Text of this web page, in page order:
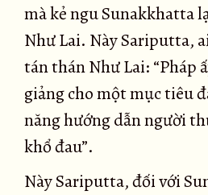
mà kẻ ngu Sunakkhatta
Như Lai. Này Sariputta,
tán thán Như Lai: “Pháp
giảng cho một mục tiêu
năng hướng dẫn người
khổ đau”.
Này Sariputta, đối với